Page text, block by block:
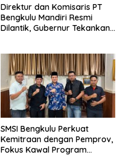
Direktur dan Komisaris PT
Bengkulu Mandiri Resmi
Dilantik, Gubernur Tekankan
SMSI Bengkulu Perkuat
Kemitraan dengan Pemprov,
Fokus Kawal Program